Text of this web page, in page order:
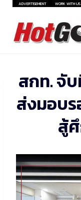
Skip
content
ADVERTISEMENT WORK WITH
สกท. จั
ส่งมอบร
สู้